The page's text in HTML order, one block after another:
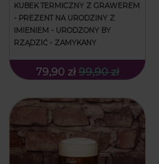
KUBEK TERMICZNY Z GRAWEREM
- PREZENT NA URODZINY Z
IMIENIEM - URODZONY BY
RZĄDZIĆ - ZAMYKANY
79,90 zł 99,90 zł